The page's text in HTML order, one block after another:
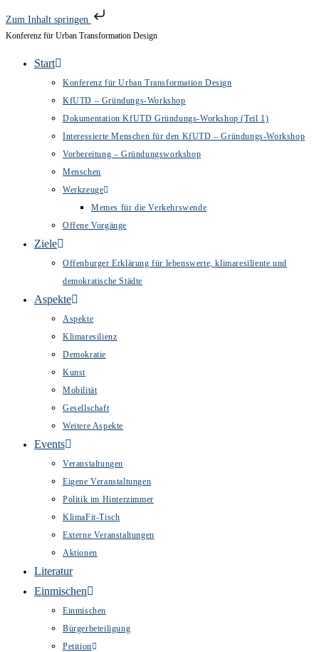
Zum Inhalt springen
Zum
Konferenz für Urban Transformation Design
Start
Konferenz für Urban Transformation Design
KfUTD – Gründungs-Workshop
Dokumentation KfUTD Gründungs-Workshop (Teil 1)
Interessierte Menschen für den KfUTD – Gründungs-Workshop
Vorbereitung – Gründungsworkshop
Menschen
Werkzeuge
Memes für die Verkehrswende
Offene Vorgänge
Ziele
Offenburger Erklärung für lebenswerte, klimaresiliente und
demokratische Städte
Aspekte
Aspekte
Klimaresilienz
Demokratie
Kunst
Mobilität
Gesellschaft
Weitere Aspekte
Events
Veranstaltungen
Eigene Veranstaltungen
Politik im Hinterzimmer
KlimaFit-Tisch
Externe Veranstaltungen
Aktionen
Literatur
Einmischen
Einmischen
Bürgerbeteiligung
Petition